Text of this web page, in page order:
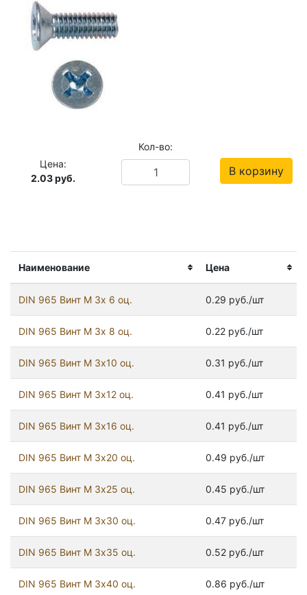
Наименование Цена
DIN 965 Винт М 3х 6 оц. 0.29 руб./шт
DIN 965 Винт М 3х 8 оц. 0.22 руб./шт
DIN 965 Винт М 3х10 оц. 0.31 руб./шт
DIN 965 Винт М 3х12 оц. 0.41 руб./шт
DIN 965 Винт М 3х16 оц. 0.41 руб./шт
DIN 965 Винт М 3х20 оц. 0.49 руб./шт
DIN 965 Винт М 3х25 оц. 0.45 руб./шт
DIN 965 Винт М 3х30 оц. 0.47 руб./шт
DIN 965 Винт М 3х35 оц. 0.52 руб./шт
DIN 965 Винт М 3х40 оц. 0.86 руб./шт
Цена:
2.03руб.
Кол-во:
В корзину